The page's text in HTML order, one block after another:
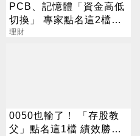
PCB、記憶體「資金高低
切換」 專家點名這2檔：
必備
理財
0050也輸了！ 「存股教
父」點名這1檔 績效勝出